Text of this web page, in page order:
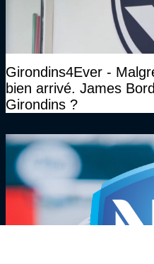
Girondins4Ever -
bien arrivé. James
Girondins ?